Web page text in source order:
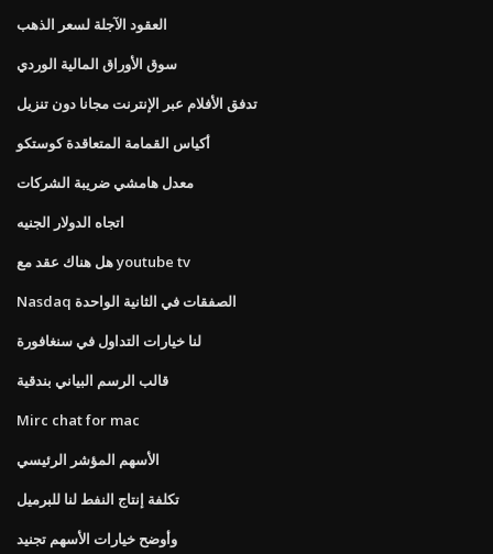
العقود الآجلة لسعر الذهب
سوق الأوراق المالية الوردي
تدفق الأفلام عبر الإنترنت مجانا دون تنزيل
أكياس القمامة المتعاقدة كوستكو
معدل هامشي ضريبة الشركات
اتجاه الدولار الجنيه
هل هناك عقد مع youtube tv
Nasdaq الصفقات في الثانية الواحدة
لنا خيارات التداول في سنغافورة
قالب الرسم البياني بندقية
Mirc chat for mac
الأسهم المؤشر الرئيسي
تكلفة إنتاج النفط لنا للبرميل
وأوضح خيارات الأسهم تجنيد